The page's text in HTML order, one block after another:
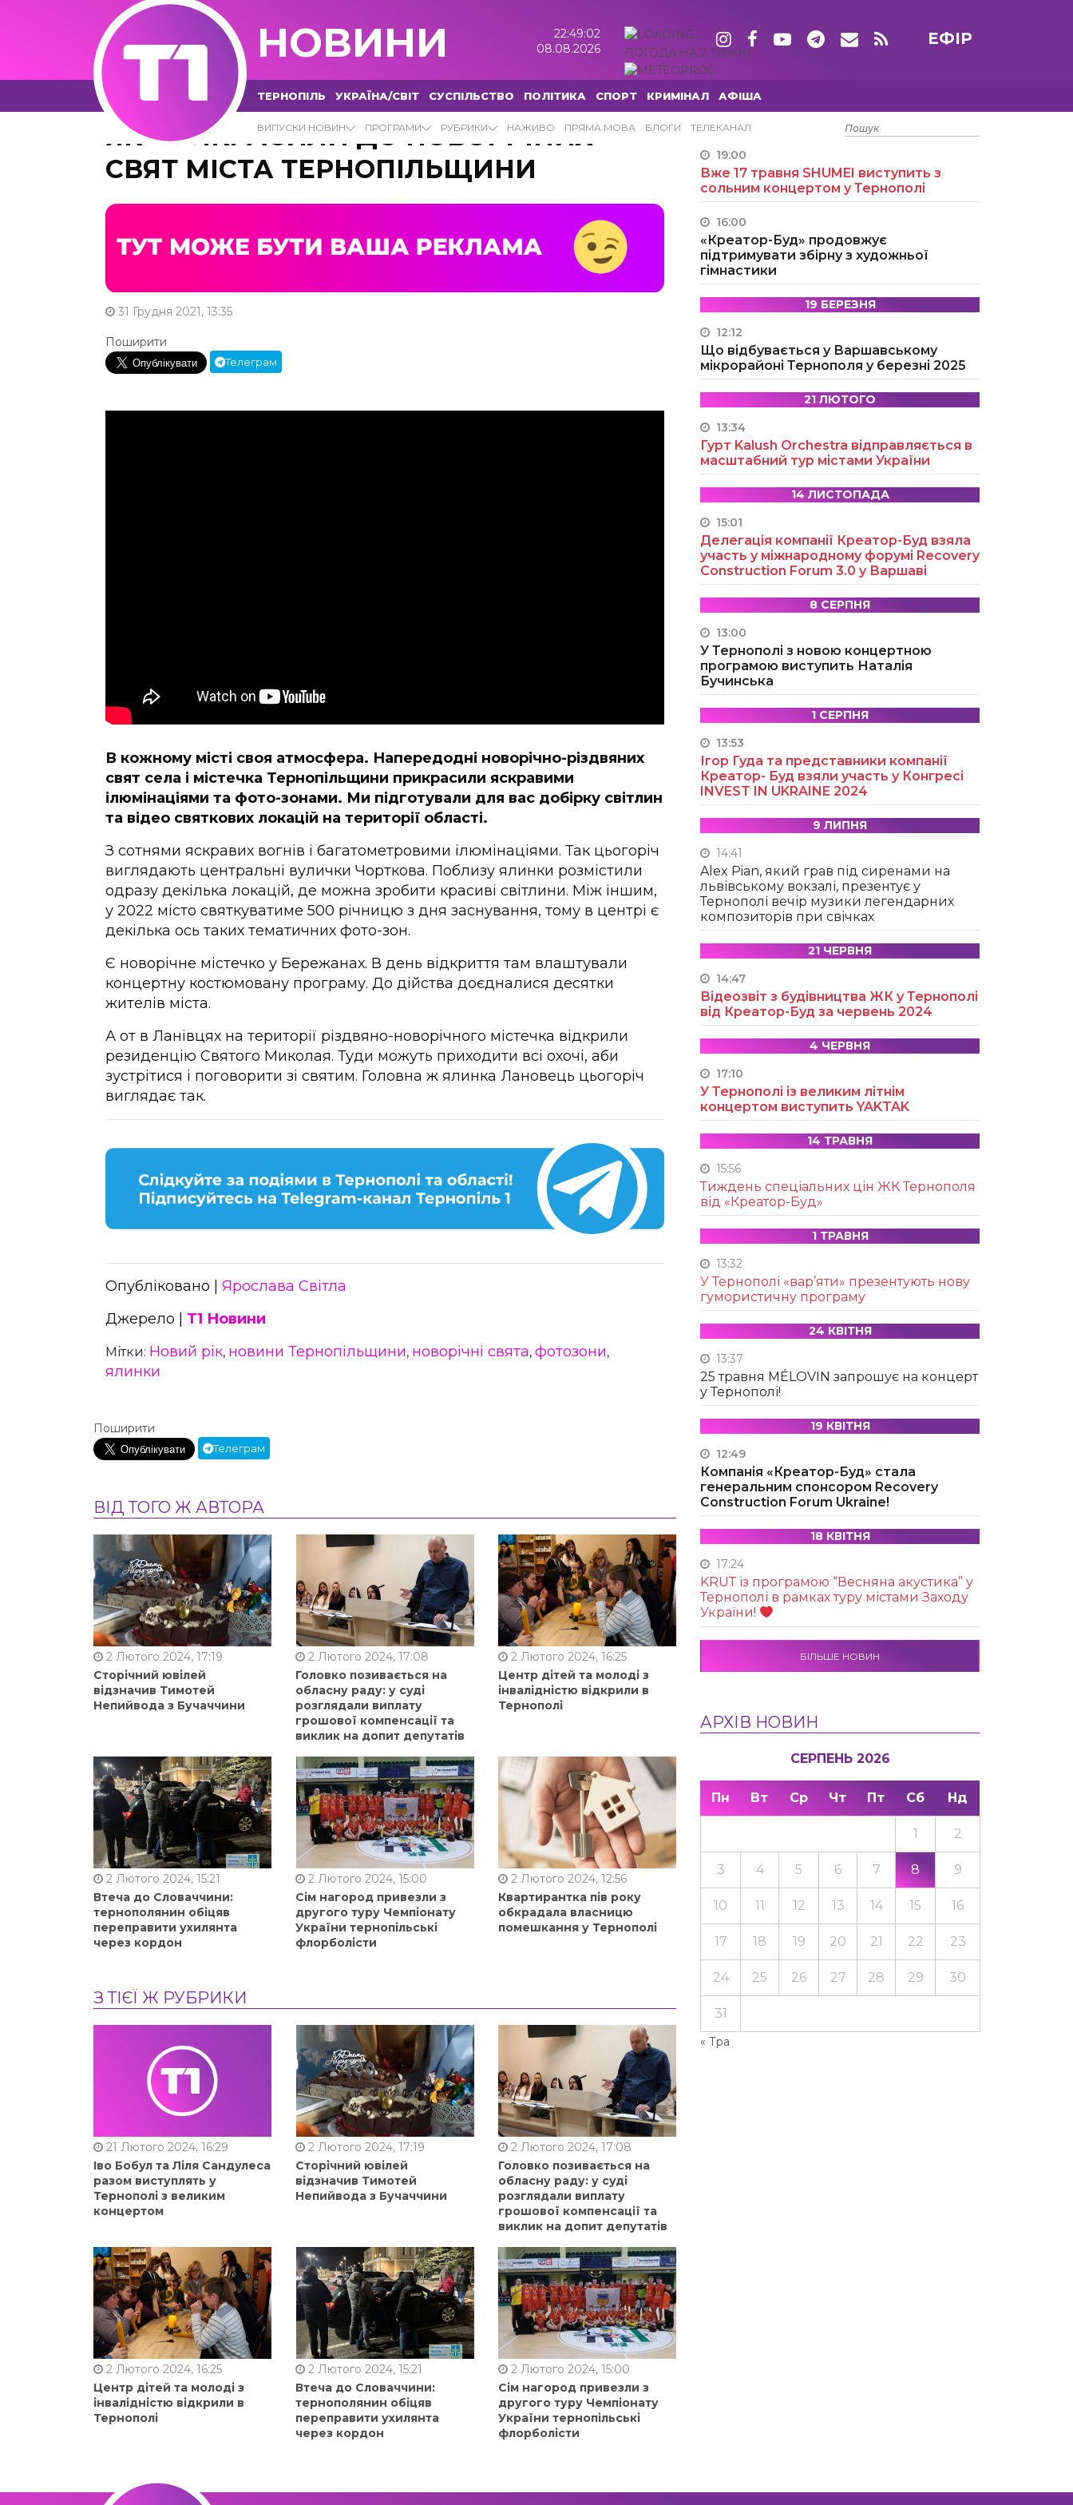
НОВИНИ
22:49:03
08.08.2026
ПОГОДА НА 2 ТИЖНІ
ЕФІР
ТЕРНОПІЛЬ УКРАЇНА/СВІТ СУСПІЛЬСТВО ПОЛІТИКА СПОРТ КРИМІНАЛ АФІША
ВИПУСКИ НОВИН ПРОГРАМИ РУБРИКИ НАЖИВО ПРЯМА МОВА БЛОГИ ТЕЛЕКАНАЛ
ЯК ПРИКРАСИЛИ ДО НОВОРІЧНИХ
СВЯТ МІСТА ТЕРНОПІЛЬЩИНИ
31 Грудня 2021, 13:35
Поширити
Телеграм
В кожному місті своя атмосфера. Напередодні новорічно-різдвяних
свят села і містечка Тернопільщини прикрасили яскравими
ілюмінаціями та фото-зонами. Ми підготували для вас добірку світлин
та відео святкових локацій на території області.
З сотнями яскравих вогнів і багатометровими ілюмінаціями. Так цьогоріч
виглядають центральні вулички Чорткова. Поблизу ялинки розмістили
одразу декілька локацій, де можна зробити красиві світлини. Між іншим,
у 2022 місто святкуватиме 500 річницю з дня заснування, тому в центрі є
декілька ось таких тематичних фото-зон.
Є новорічне містечко у Бережанах. В день відкриття там влаштували
концертну костюмовану програму. До дійства доєдналися десятки
жителів міста.
А от в Ланівцях на території різдвяно-новорічного містечка відкрили
резиденцію Святого Миколая. Туди можуть приходити всі охочі, аби
зустрітися і поговорити зі святим. Головна ж ялинка Лановець цьогоріч
виглядає так.
Опубліковано | Ярослава Світла
Джерело | Т1 Новини
Мітки: Новий рік, новини Тернопільщини, новорічні свята, фотозони,
ялинки
Поширити
Телеграм
ВІД ТОГО Ж АВТОРА
2 Лютого 2024, 17:19
Сторічний ювілей
відзначив Тимотей
Непийвода з Бучаччини
2 Лютого 2024, 17:08
Головко позивається на
обласну раду: у суді
розглядали виплату
грошової компенсації та
виклик на допит депутатів
2 Лютого 2024, 16:25
Центр дітей та молоді з
інвалідністю відкрили в
Тернополі
2 Лютого 2024, 15:21
Втеча до Словаччини:
тернополянин обіцяв
переправити ухилянта
через кордон
2 Лютого 2024, 15:00
Сім нагород привезли з
другого туру Чемпіонату
України тернопільські
флорболісти
2 Лютого 2024, 12:56
Квартирантка пів року
обкрадала власницю
помешкання у Тернополі
З ТІЄЇ Ж РУБРИКИ
21 Лютого 2024, 16:29
Іво Бобул та Ліля Сандулеса
разом виступлять у
Тернополі з великим
концертом
2 Лютого 2024, 17:19
Сторічний ювілей
відзначив Тимотей
Непийвода з Бучаччини
2 Лютого 2024, 17:08
Головко позивається на
обласну раду: у суді
розглядали виплату
грошової компенсації та
виклик на допит депутатів
2 Лютого 2024, 16:25
Центр дітей та молоді з
інвалідністю відкрили в
Тернополі
2 Лютого 2024, 15:21
Втеча до Словаччини:
тернополянин обіцяв
переправити ухилянта
через кордон
2 Лютого 2024, 15:00
Сім нагород привезли з
другого туру Чемпіонату
України тернопільські
флорболісти
15 ТРАВНЯ
19:00
Вже 17 травня SHUMEI виступить з
сольним концертом у Тернополі
16:00
«Креатор-Буд» продовжує
підтримувати збірну з художньої
гімнастики
19 БЕРЕЗНЯ
12:12
Що відбувається у Варшавському
мікрорайоні Тернополя у березні 2025
21 ЛЮТОГО
13:34
Гурт Kalush Orchestra відправляється в
масштабний тур містами України
14 ЛИСТОПАДА
15:01
Делегація компанії Креатор-Буд взяла
участь у міжнародному форумі Recovery
Construction Forum 3.0 у Варшаві
8 СЕРПНЯ
13:00
У Тернополі з новою концертною
програмою виступить Наталія
Бучинська
1 СЕРПНЯ
13:53
Ігор Гуда та представники компанії
Креатор- Буд взяли участь у Конгресі
INVEST IN UKRAINE 2024
9 ЛИПНЯ
14:41
Alex Pian, який грав під сиренами на
львівському вокзалі, презентує у
Тернополі вечір музики легендарних
композиторів при свічках
21 ЧЕРВНЯ
14:47
Відеозвіт з будівництва ЖК у Тернополі
від Креатор-Буд за червень 2024
4 ЧЕРВНЯ
17:10
У Тернополі із великим літнім
концертом виступить YAKTAK
14 ТРАВНЯ
15:56
Тиждень спеціальних цін ЖК Тернополя
від «Креатор-Буд»
1 ТРАВНЯ
13:32
У Тернополі «вар’яти» презентують нову
гумористичну програму
24 КВІТНЯ
13:37
25 травня MÉLOVIN запрошує на концерт
у Тернополі!
19 КВІТНЯ
12:49
Компанія «Креатор-Буд» стала
генеральним спонсором Recovery
Construction Forum Ukraine!
18 КВІТНЯ
17:24
KRUТ із програмою “Весняна акустика” у
Тернополі в рамках туру містами Заходу
України!
БІЛЬШЕ НОВИН
АРХІВ НОВИН
СЕРПЕНЬ 2026
Пн Вт Ср Чт Пт Сб Нд
« Тра
1 2
3 4 5 6 7 8 9
10 11 12 13 14 15 16
17 18 19 20 21 22 23
24 25 26 27 28 29 30
31